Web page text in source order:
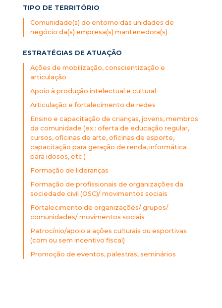
TIPO DE TERRITÓRIO
Comunidade(s) do entorno das unidades de
negócio da(s) empresa(s) mantenedora(s)
ESTRATÉGIAS DE ATUAÇÃO
Ações de mobilização, conscientização e
articulação
Apoio à produção intelectual e cultural
Articulação e fortalecimento de redes
Ensino e capacitação de crianças, jovens, membros
da comunidade (ex.: oferta de educação regular,
cursos, oficinas de arte, oficinas de esporte,
capacitação para geração de renda, informática
para idosos, etc.)
Formação de lideranças
Formação de profissionais de organizações da
sociedade civil (OSC)/ movimentos sociais
Fortalecimento de organizações/ grupos/
comunidades/ movimentos sociais
Patrocínio/apoio a ações culturais ou esportivas
(com ou sem incentivo fiscal)
Promoção de eventos, palestras, seminários